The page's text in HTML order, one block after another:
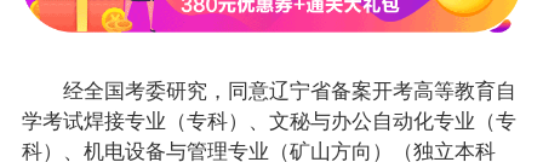
经全国考委研究，同意辽宁省备案开考高等教育自
学考试焊接专业（专科）、文秘与办公自动化专业（专
科）、机电设备与管理专业（矿山方向）（独立本科